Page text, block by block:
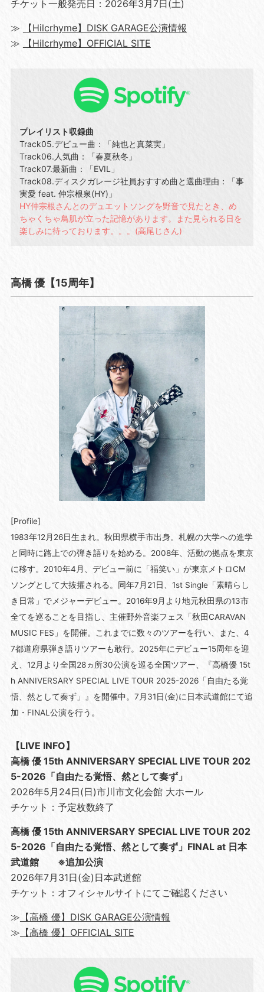
チケット一般発売日：2026年3月7日(土)
≫
【Hilcrhyme】DISK GARAGE公演情報
≫
【Hilcrhyme】OFFICIAL SITE
プレイリスト収録曲
Track05.デビュー曲：「純也と真菜実」
Track06.人気曲：「春夏秋冬」
Track07.最新曲：「EVIL」
Track08.ディスクガレージ社員おすすめ曲と選曲理由：「事
実愛 feat. 仲宗根泉(HY)」
HY仲宗根さんとのデュエットソングを野音で見たとき、め
ちゃくちゃ鳥肌が立った記憶があります。また見られる日を
楽しみに待っております。。。(高尾じさん)
高橋 優【15周年】
[Profile]
1983年12月26日生まれ。秋田県横手市出身。札幌の大学への進学
と同時に路上での弾き語りを始める。2008年、活動の拠点を東京
に移す。2010年4月、デビュー前に「福笑い」が東京メトロCM
ソングとして大抜擢される。同年7月21日、1st Single「素晴らし
き日常」でメジャーデビュー。2016年9月より地元秋田県の13市
全てを巡ることを目指し、主催野外音楽フェス「秋田CARAVAN
MUSIC FES」を開催。これまでに数々のツアーを行い、また、4
7都道府県弾き語りツアーも敢行。2025年にデビュー15周年を迎
え、12月より全国28ヵ所30公演を巡る全国ツアー、『高橋優 15t
h ANNIVERSARY SPECIAL LIVE TOUR 2025-2026「自由たる覚
悟、然として奏ず」』を開催中。7月31日(金)に日本武道館にて追
加・FINAL公演を行う。
【LIVE INFO】
高橋 優 15th ANNIVERSARY SPECIAL LIVE TOUR 202
5-2026「自由たる覚悟、然として奏ず」
2026年5月24日(日)市川市文化会館 大ホール
チケット：予定枚数終了
高橋 優 15th ANNIVERSARY SPECIAL LIVE TOUR 202
5-2026「自由たる覚悟、然として奏ず」FINAL at 日本
武道館 ※追加公演
2026年7月31日(金)日本武道館
チケット：オフィシャルサイトにてご確認ください
≫ 【高橋 優】DISK GARAGE公演情報
≫ 【高橋 優】OFFICIAL SITE